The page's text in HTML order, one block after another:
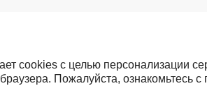
cookies с целью персонализации
Пожалуйста,